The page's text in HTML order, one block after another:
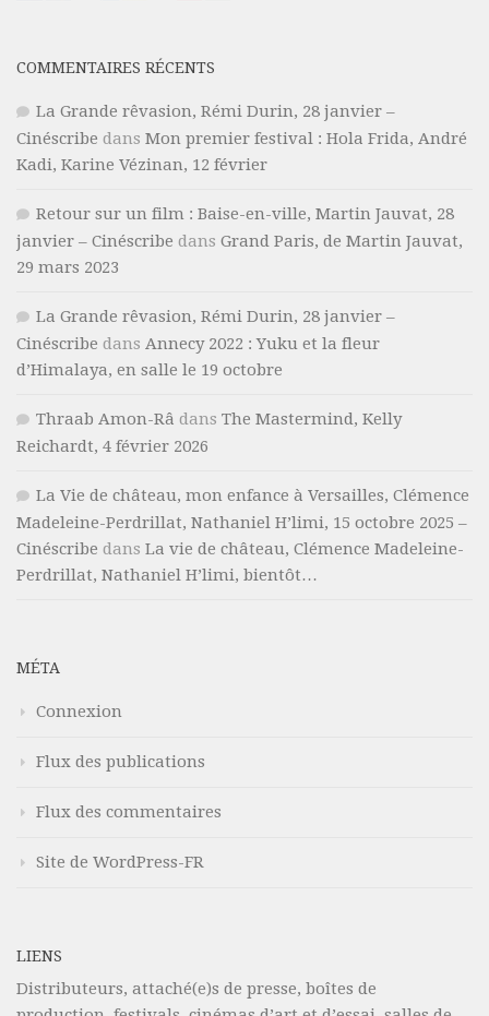
COMMENTAIRES RÉCENTS
La Grande rêvasion, Rémi Durin, 28 janvier –
Cinéscribe dans Mon premier festival : Hola Frida, André
Kadi, Karine Vézinan, 12 février
Retour sur un film : Baise-en-ville, Martin Jauvat, 28
janvier – Cinéscribe dans Grand Paris, de Martin Jauvat,
29 mars 2023
La Grande rêvasion, Rémi Durin, 28 janvier –
Cinéscribe dans Annecy 2022 : Yuku et la fleur
d’Himalaya, en salle le 19 octobre
Thraab Amon-Râ dans The Mastermind, Kelly
Reichardt, 4 février 2026
La Vie de château, mon enfance à Versailles, Clémence
Madeleine-Perdrillat, Nathaniel H’limi, 15 octobre 2025 –
Cinéscribe dans La vie de château, Clémence Madeleine-
Perdrillat, Nathaniel H’limi, bientôt…
MÉTA
Connexion
Flux des publications
Flux des commentaires
Site de WordPress-FR
LIENS
Distributeurs, attaché(e)s de presse, boîtes de